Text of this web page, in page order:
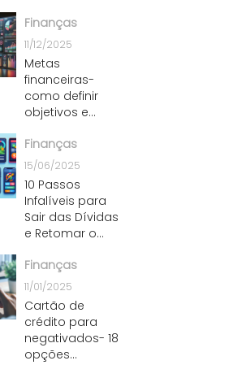
Começando?
Finanças
11/12/2025
Metas
financeiras-
como definir
objetivos e
resultados mais
rápido
Finanças
15/06/2025
10 Passos
Infalíveis para
Sair das Dívidas
e Retomar o
Financeiro
Finanças
11/01/2025
Cartão de
crédito para
negativados- 18
opções